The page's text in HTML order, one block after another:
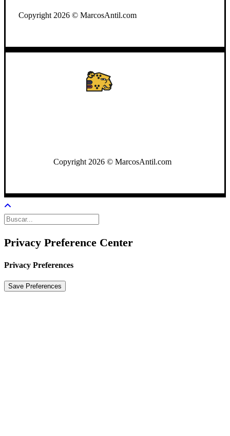
Copyright 2026 © MarcosAntil.com
Copyright 2026 © MarcosAntil.com
Privacy Preference Center
Privacy Preferences